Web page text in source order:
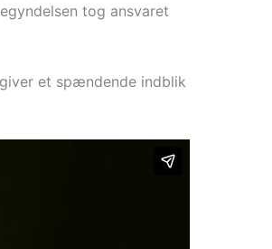
tog ansvaret
et spændende indblik